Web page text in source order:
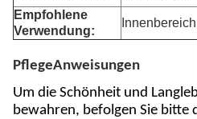
Empfohlene
Verwendung:
PflegeAnweisungen
Um die Schönheit und
bewahren, befolgen Sie bitte